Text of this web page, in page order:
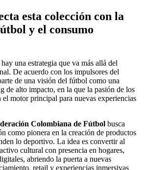
esta colección con la
y el consumo
una estrategia que va más allá del
De acuerdo con los impulsores del
de una visión del fútbol como una
de alto impacto, en la que la pasión de los
el motor principal para nuevas experiencias
Colombiana de Fútbol busca
como pionera en la creación de productos
lo deportivo. La idea es convertir al
cultural con presencia en hogares,
abriendo la puerta a nuevas
retail y experiencias inmersivas